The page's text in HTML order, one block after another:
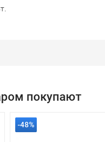
покупают
-48%